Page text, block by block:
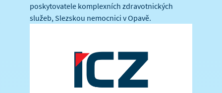
poskytovatele komplexních zdravotnických
služeb, Slezskou nemocnici v Opavě.